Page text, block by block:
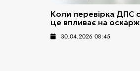
Коли перевірка ДПС
це впливає на
30.04.2026 08:45